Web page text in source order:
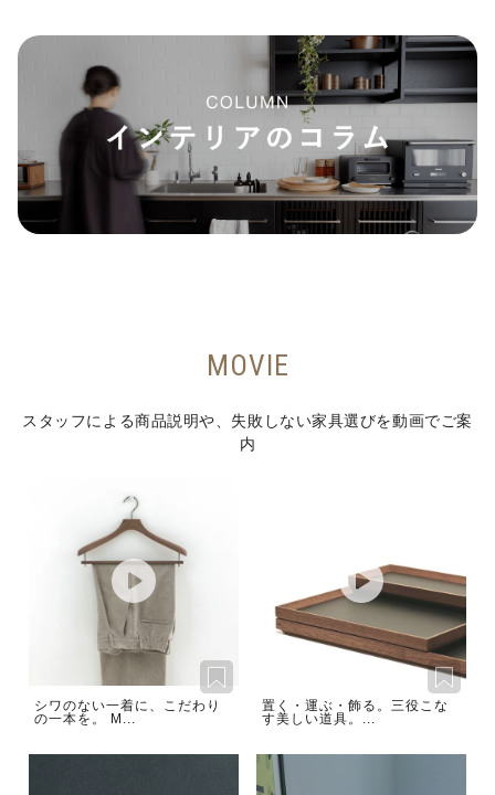
MOVIE
スタッフによる商品説明や、失敗しない家具選びを動画でご案
内
シワのない一着に、こだわり
の一本を。 M...
置く・運ぶ・飾る。三役こな
す美しい道具。...